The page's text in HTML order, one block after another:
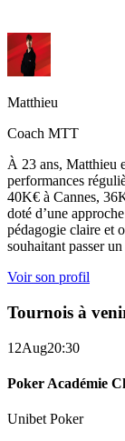
Matthieu
Coach MTT
À 23 ans, Matthieu
performances
40K€ à Cannes,
doté d’une
pédagogie claire et
souhaitant passer un
Voir son profil
Tournois à
12Aug20:30
Poker Académie
Unibet Poker